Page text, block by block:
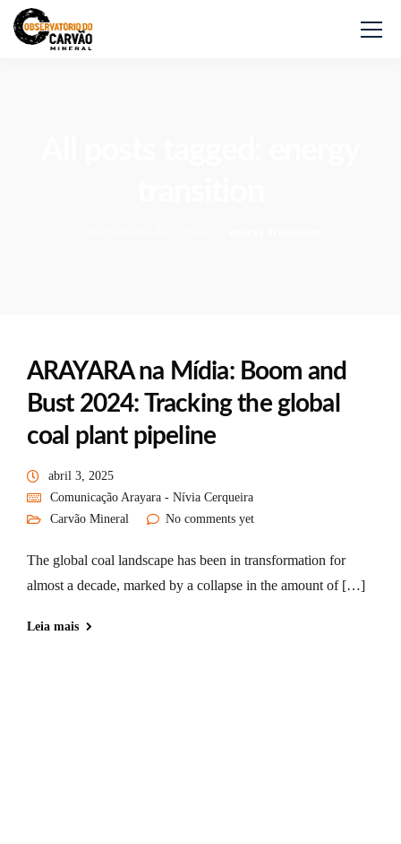
ARAYARA na Mídia: Boom and
Bust 2024: Tracking the global
coal plant pipeline
abril 3, 2025
Comunicação Arayara - Nívia Cerqueira
Carvão Mineral
No comments yet
The global coal landscape has been in transformation for
almost a decade, marked by a collapse in the amount of […]
Leia mais